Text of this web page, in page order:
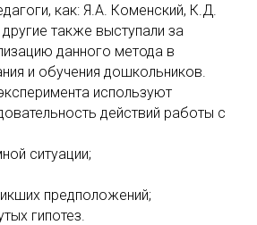
как: Я.А. Коменский, К.Д.
также выступали за
данного метода в
и обучения дошкольников.
используют
действий работы с
ситуации;
предположений;
гипотез.